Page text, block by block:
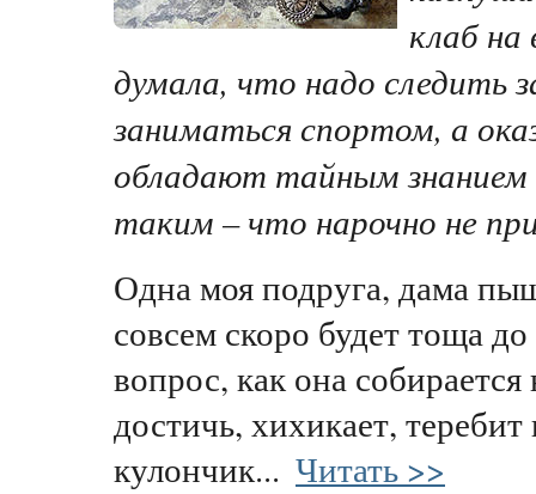
клаб
думала, что надо следить
заниматься спортом, а
обладают тайным знанием
таким – что нарочно не
Одна моя подруга, дама
совсем скоро будет тоща
вопрос, как она
достичь, хихикает, теребит
кулончик... Читать >>